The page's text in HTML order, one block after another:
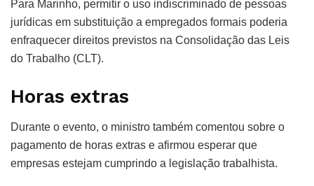
Para Marinho, permitir o uso indiscriminado de pessoas
jurídicas em substituição a empregados formais poderia
enfraquecer direitos previstos na Consolidação das Leis
do Trabalho (CLT).
Horas extras
Durante o evento, o ministro também comentou sobre o
pagamento de horas extras e afirmou esperar que
empresas estejam cumprindo a legislação trabalhista.